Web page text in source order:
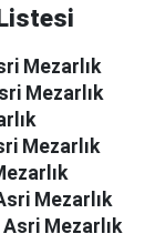
Mezarlık
Mezarlık
Mezarlık
Mezarlık
Asri Mezarlık